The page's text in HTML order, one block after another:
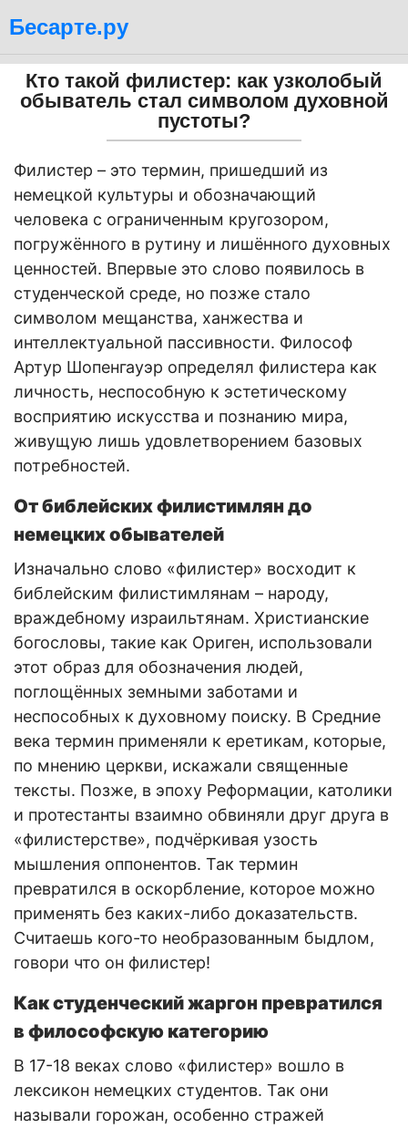
Бесарте.ру
Кто такой филистер: как узколобый
обыватель стал символом духовной
пустоты?
Филистер – это термин, пришедший из
немецкой культуры и обозначающий
человека с ограниченным кругозором,
погружённого в рутину и лишённого духовных
ценностей. Впервые это слово появилось в
студенческой среде, но позже стало
символом мещанства, ханжества и
интеллектуальной пассивности. Философ
Артур Шопенгауэр определял филистера как
личность, неспособную к эстетическому
восприятию искусства и познанию мира,
живущую лишь удовлетворением базовых
потребностей.
От библейских филистимлян до
немецких обывателей
Изначально слово «филистер» восходит к
библейским филистимлянам – народу,
враждебному израильтянам. Христианские
богословы, такие как Ориген, использовали
этот образ для обозначения людей,
поглощённых земными заботами и
неспособных к духовному поиску. В Средние
века термин применяли к еретикам, которые,
по мнению церкви, искажали священные
тексты. Позже, в эпоху Реформации, католики
и протестанты взаимно обвиняли друг друга в
«филистерстве», подчёркивая узость
мышления оппонентов. Так термин
превратился в оскорбление, которое можно
применять без каких-либо доказательств.
Считаешь кого-то необразованным быдлом,
говори что он филистер!
Как студенческий жаргон превратился
в философскую категорию
В 17-18 веках слово «филистер» вошло в
лексикон немецких студентов. Так они
называли горожан, особенно стражей